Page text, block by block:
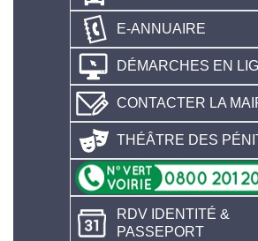
E-ANNUAIRE
DÉMARCHES EN
CONTACTER LA
THÉÂTRE DES
RDV IDENTITÉ &
PASSEPORT